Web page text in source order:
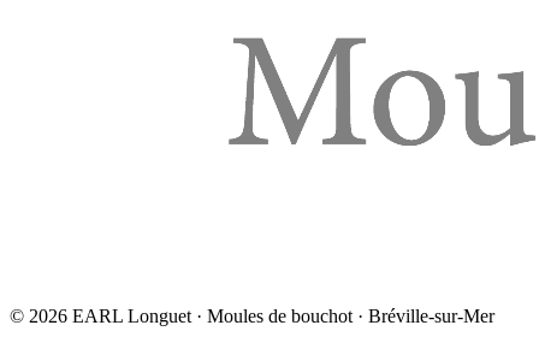
© 2026 EARL Longuet · Moules de bouchot · Bréville-sur-Mer